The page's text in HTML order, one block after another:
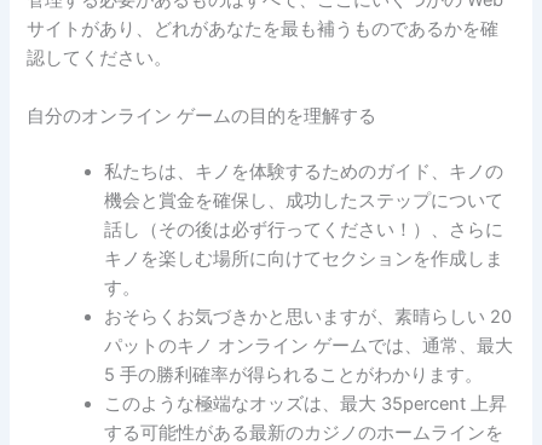
サイトがあり、どれがあなたを最も補うものであるかを確
認してください。
自分のオンライン ゲームの目的を理解する
私たちは、キノを体験するためのガイド、キノの
機会と賞金を確保し、成功したステップについて
話し（その後は必ず行ってください！）、さらに
キノを楽しむ場所に向けてセクションを作成しま
す。
おそらくお気づきかと思いますが、素晴らしい 20
パットのキノ オンライン ゲームでは、通常、最大
5 手の勝利確率が得られることがわかります。
このような極端なオッズは、最大 35percent 上昇
する可能性がある最新のカジノのホームラインを